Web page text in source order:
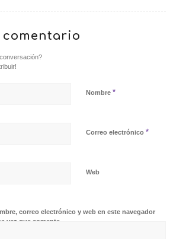
comentario
Nombre *
Correo electrónico *
Web
correo electrónico y web en este navegador
vez que comente.